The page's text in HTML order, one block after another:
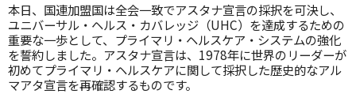
本日、国連加盟国は全会一致でアスタナ宣言の採択を可決し、
ユニバーサル・ヘルス・カバレッジ（UHC）を達成するための
重要な一歩として、プライマリ・ヘルスケア・システムの強化
を誓約しました。アスタナ宣言は、1978年に世界のリーダーが
初めてプライマリ・ヘルスケアに関して採択した歴史的なアル
マアタ宣言を再確認するものです。